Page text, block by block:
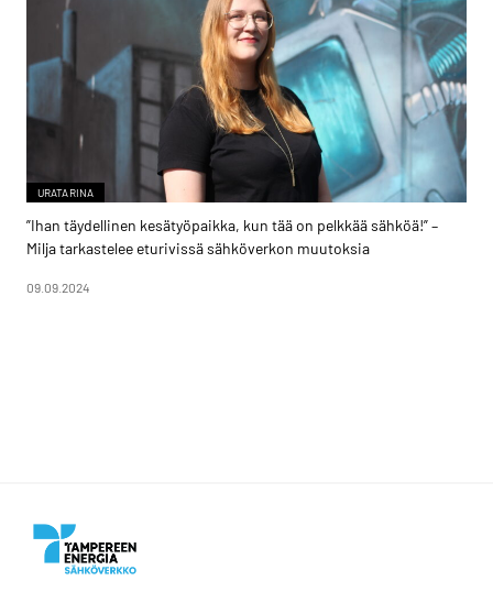
URATARINA
”Ihan täydellinen kesätyöpaikka, kun tää on pelkkää sähköä!” –
Milja tarkastelee eturivissä sähköverkon muutoksia
09.09.2024